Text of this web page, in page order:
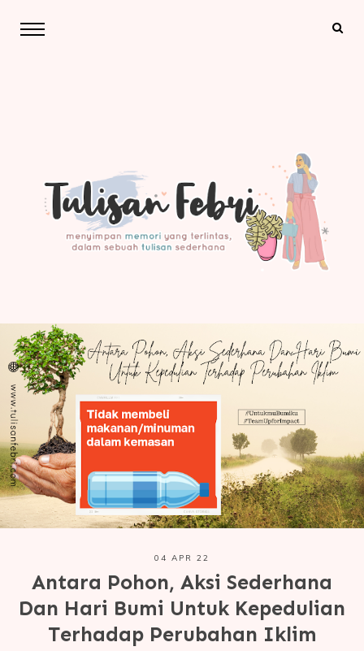
04 APR 22
Antara Pohon, Aksi Sederhana
Dan Hari Bumi Untuk Kepedulian
Terhadap Perubahan Iklim